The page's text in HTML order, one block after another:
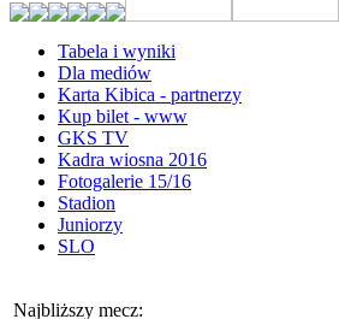
Tabela i wyniki
Dla mediów
Karta Kibica - partnerzy
Kup bilet - www
GKS TV
Kadra wiosna 2016
Fotogalerie 15/16
Stadion
Juniorzy
SLO
Najbliższy mecz: